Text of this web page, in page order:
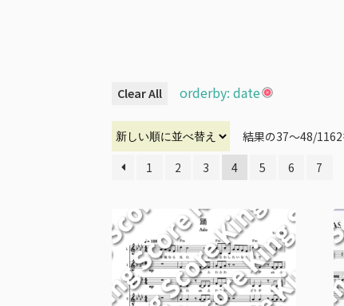
Clear All orderby: date
結果の37～48/
1
2 3 4 5 6 7